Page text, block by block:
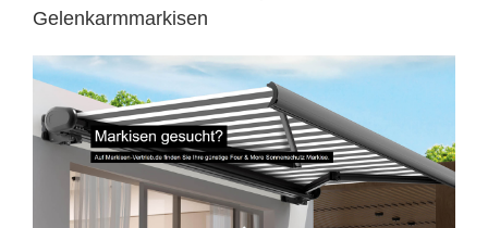
Gelenkarmmarkisen